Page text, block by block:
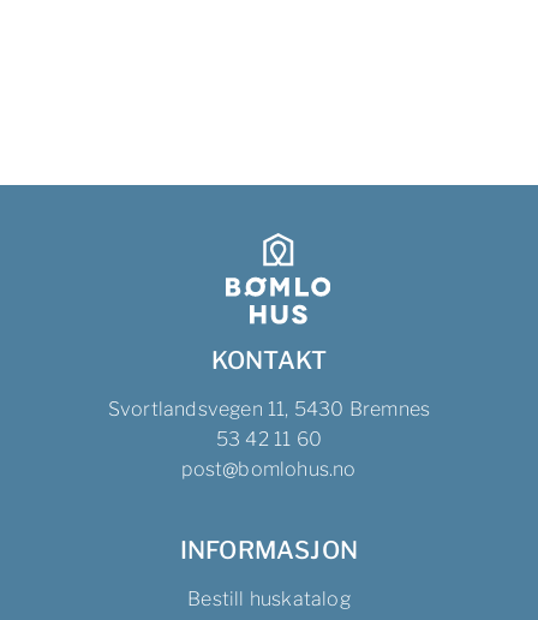
KONTAKT
Svortlandsvegen 11, 5430 Bremnes
53 42 11 60
post@bomlohus.no
INFORMASJON
Bestill huskatalog